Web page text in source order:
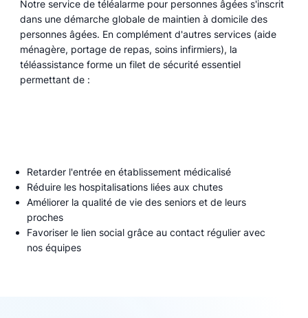
Notre service de téléalarme pour personnes âgées s'inscrit
dans une démarche globale de maintien à domicile des
personnes âgées. En complément d'autres services (aide
ménagère, portage de repas, soins infirmiers), la
téléassistance forme un filet de sécurité essentiel
permettant de :
Retarder l'entrée en établissement médicalisé
Réduire les hospitalisations liées aux chutes
Améliorer la qualité de vie des seniors et de leurs
proches
Favoriser le lien social grâce au contact régulier avec
nos équipes